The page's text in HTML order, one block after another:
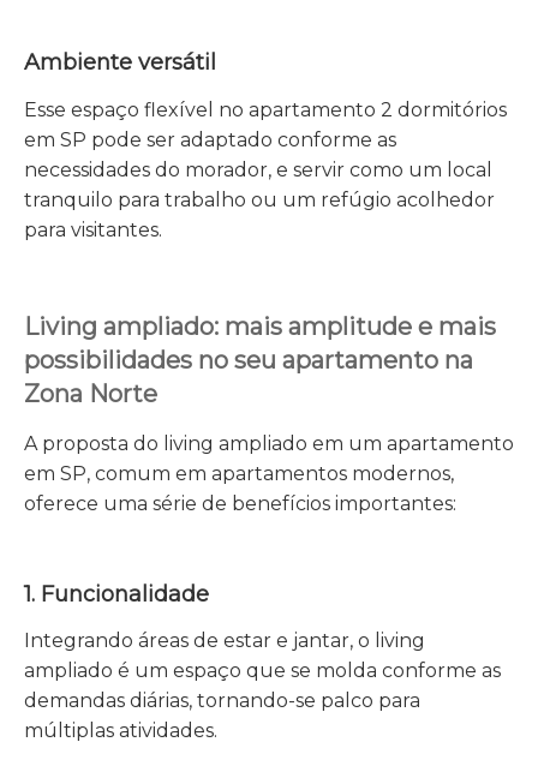
Ambiente versátil
Esse espaço flexível no apartamento 2 dormitórios
em SP pode ser adaptado conforme as
necessidades do morador, e servir como um local
tranquilo para trabalho ou um refúgio acolhedor
para visitantes.
Living ampliado: mais amplitude e mais
possibilidades no seu apartamento na
Zona Norte
A proposta do living ampliado em um apartamento
em SP, comum em apartamentos modernos,
oferece uma série de benefícios importantes:
1. Funcionalidade
Integrando áreas de estar e jantar, o living
ampliado é um espaço que se molda conforme as
demandas diárias, tornando-se palco para
múltiplas atividades.